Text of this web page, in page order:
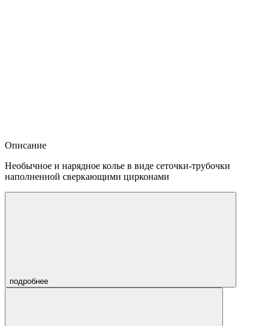
Описание
Необычное и нарядное колье в виде сеточки-трубочки
наполненной сверкающими цирконами
подробнее